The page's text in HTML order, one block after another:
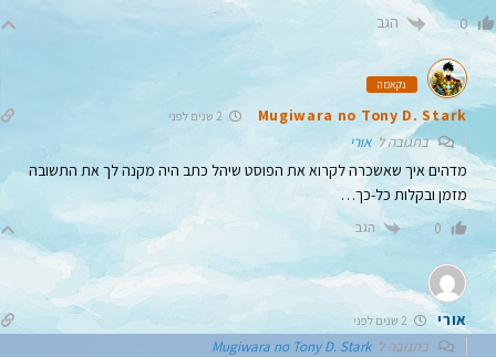
0 הגב
נקאמה
Mugiwara no Tony D. Stark
בתגובה לאורי
מדהים איך שאשכרה לקרוא את הפוסט שיהל כתב היה מקנה לך את התשובה
מזמן ובקלות כל-כך…
0 הגב
אורי
בתגובה לMugiwara no Tony D. Stark